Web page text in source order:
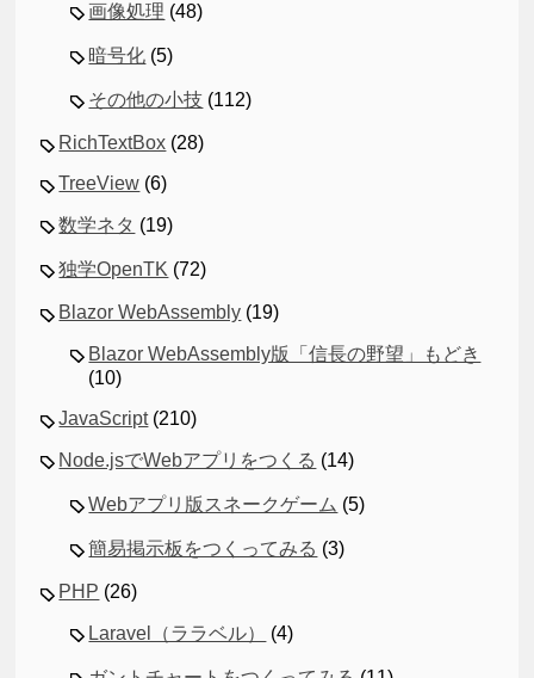
画像処理 (48)
暗号化 (5)
その他の小技 (112)
RichTextBox (28)
TreeView (6)
数学ネタ (19)
独学OpenTK (72)
Blazor WebAssembly (19)
Blazor WebAssembly版「信長の野望」もどき
(10)
JavaScript(210)
Node.jsでWebアプリをつくる (14)
Webアプリ版スネークゲーム (5)
簡易掲示板をつくってみる (3)
PHP (26)
Laravel（ララベル） (4)